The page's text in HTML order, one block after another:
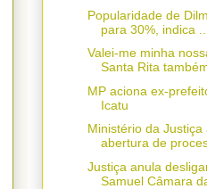
Popularidade de
para 30%, indica ...
Valei-me minha
Santa Rita
MP aciona ex-
Icatu
Ministério da Justiça
abertura de
Justiça anula
Samuel Câmara